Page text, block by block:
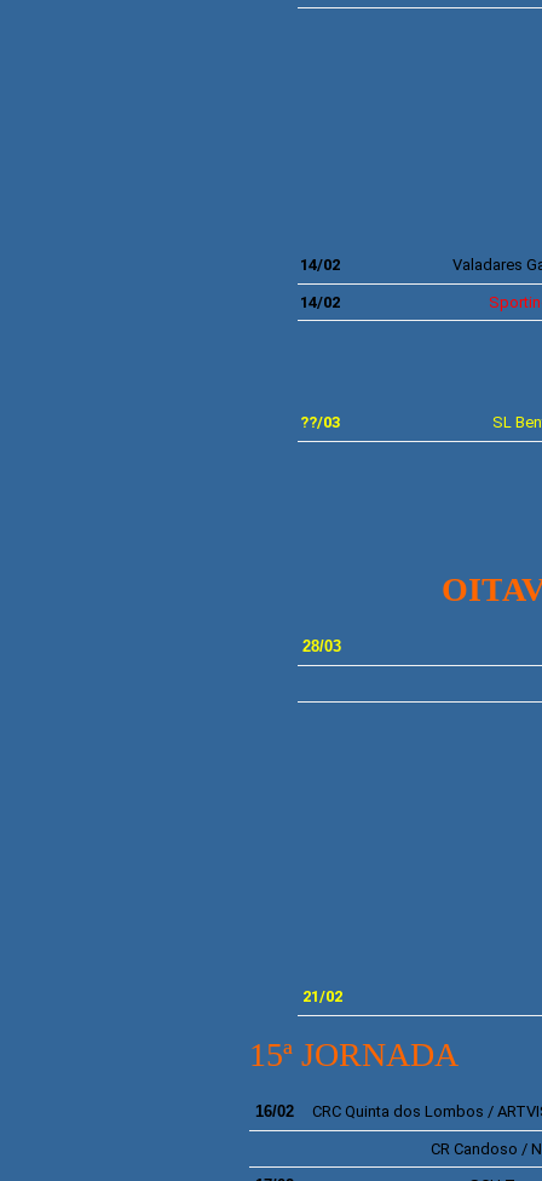
14/02 Valadares
14/02
??/03 SL
OIT
28/03
21/02
15ª JORNADA
16/02 CRC Quinta dos Lombos /
CR Candoso /